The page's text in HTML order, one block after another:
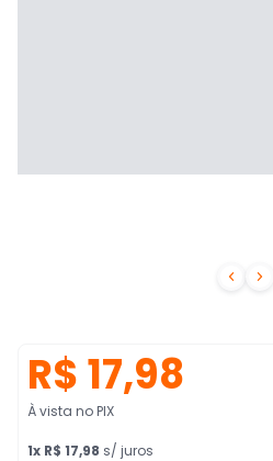
 
R$ 17,98
À vista no PIX
1x R$ 17,98 s/ juros